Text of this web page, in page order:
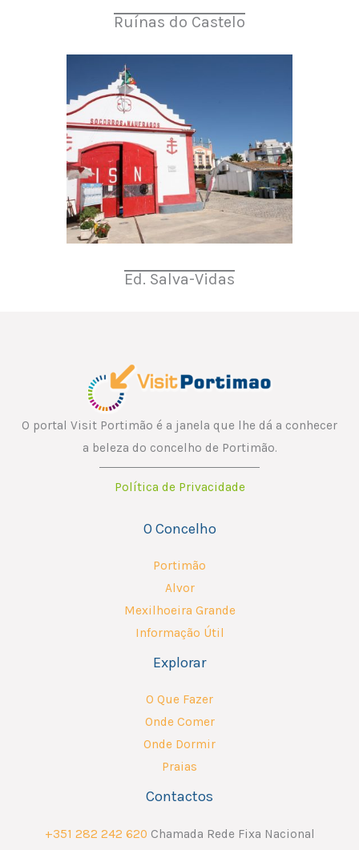
Ruínas do Castelo
Ed. Salva-Vidas
O portal Visit Portimão é a janela que lhe dá a conhecer
a beleza do concelho de Portimão.
Política de Privacidade
O Concelho
Portimão
Alvor
Mexilhoeira Grande
Informação Útil
Explorar
O Que Fazer
Onde Comer
Onde Dormir
Praias
Contactos
+351 282 242 620 Chamada Rede Fixa Nacional